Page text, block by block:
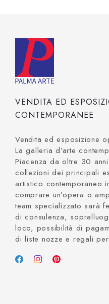
VENDITA ED
CONTEMPORANEE
Vendita ed esposizione
La galleria d’arte
Piacenza da oltre 30
collezioni dei principali
artistico contemporaneo
comprare un’opera o
team specializzato sarà
di consulenza,
loco, possibilità di
di liste nozze e regali